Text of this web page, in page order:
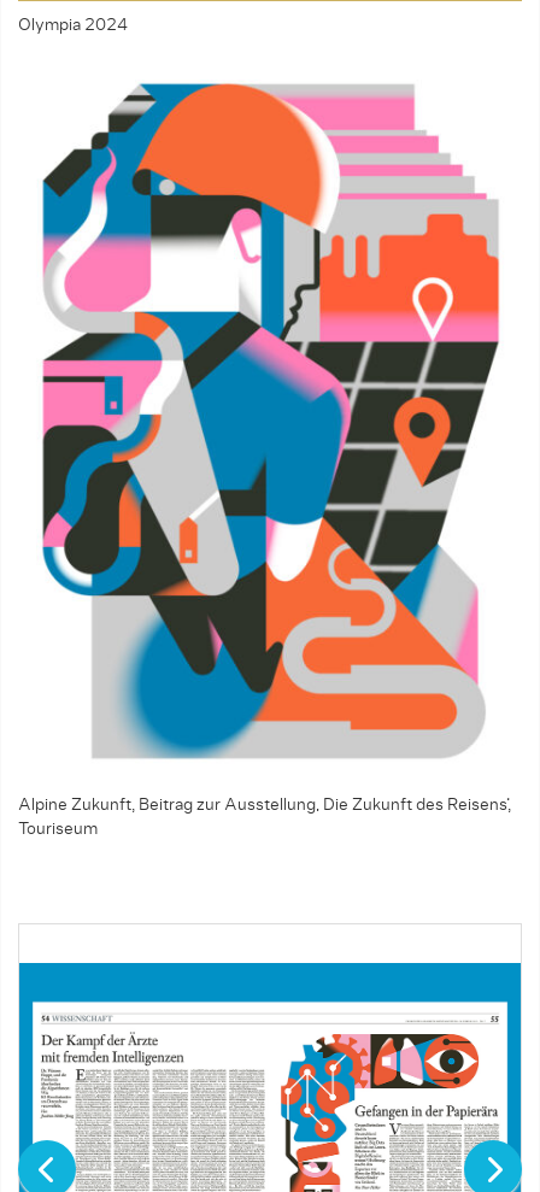
Olympia 2024
Alpine Zukunft, Beitrag zur Ausstellung‚ Die Zukunft des Reisens‘,
Touriseum